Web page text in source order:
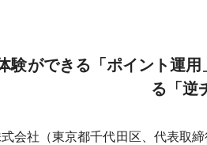
験ができる「ポイント運
る「逆
会社（東京都千代田区、代表取